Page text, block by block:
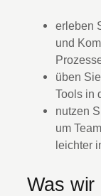
erleben
und
üben
Tools in
nutzen
um
leichter
Was wir